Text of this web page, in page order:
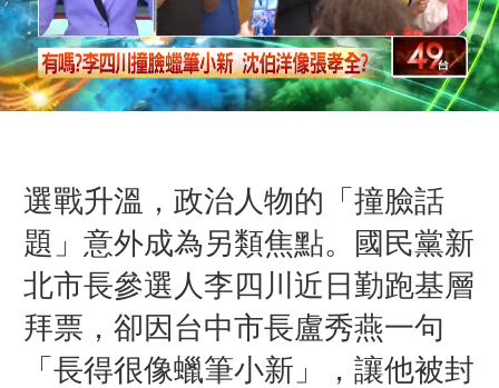
選戰升溫，政治人物的「撞臉話
題」意外成為另類焦點。國民黨新
北市長參選人李四川近日勤跑基層
拜票，卻因台中市長盧秀燕一句
「長得很像蠟筆小新 」，讓他被封